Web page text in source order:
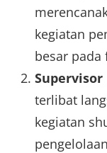
kegiatan
besar
terlibat
kegiatan